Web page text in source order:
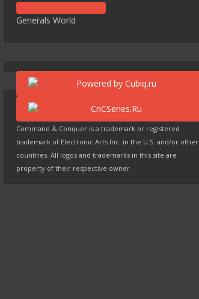
Generals World
Command & Conquer is a trademark or registered
trademark of Electronic Arts Inc. in the U.S. and/or other
countries. All logos and trademarks in this site are
property of their respective owner.